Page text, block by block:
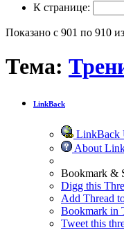
К странице:
Показано с 901 по 910
Тема:
LinkBack
LinkBack
About
Bookmark &
Digg this
Add Thread
Bookmark in
Tweet this